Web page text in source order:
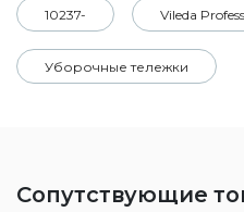
10237- Vileda
Уборочные тележки
Сопутствующие